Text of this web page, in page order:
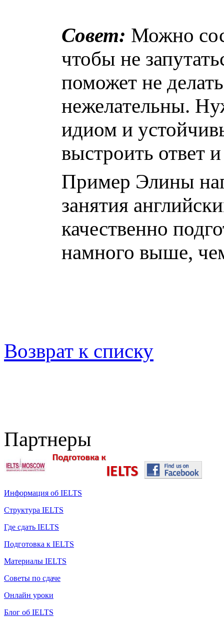
Совет: Можно
чтобы не
поможет не
нежелательны.
идиом и
выстроить ответ
Пример Элины
занятия
качественно
намного выше,
Возврат к списку
Партнеры
Информация об IELTS
Структура IELTS
Где сдать IELTS
Подготовка к IELTS
Материалы IELTS
Советы по сдаче
Онлайн уроки
Блог об IELTS